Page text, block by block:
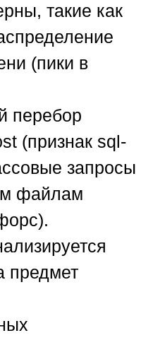
такие как
(пики в
перебор
(признак sql-
запросы
файлам
предмет